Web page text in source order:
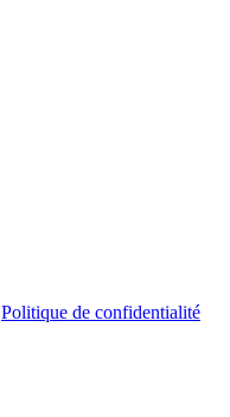
Politique de confidentialité